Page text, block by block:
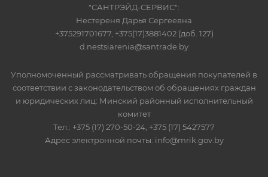
"САНТРЭЙД-СЕРВИС":
Нестереня Дарья Сергеевна
+375291701677, +375(17)3881402 (доб. 127)
d.nestsiarenia@santrade.by
Уполномоченный рассматривать обращения покупателей в
соответствии с законодательством об обращениях граждан
и юридических лиц: Минский районный исполнительный
комитет
Тел.: +375 (17) 270-50-24, +375 (17) 5427577
Адрес электронной почты: info@mrik.gov.by